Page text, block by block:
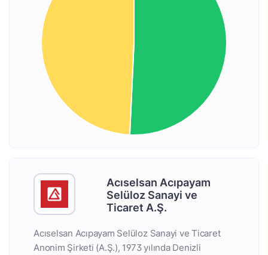
Acıselsan Acıpayam
Selüloz Sanayi ve
Ticaret A.Ş.
Acıselsan Acıpayam Selüloz Sanayi ve Ticaret
Anonim Şirketi (A.Ş.), 1973 yılında Denizli